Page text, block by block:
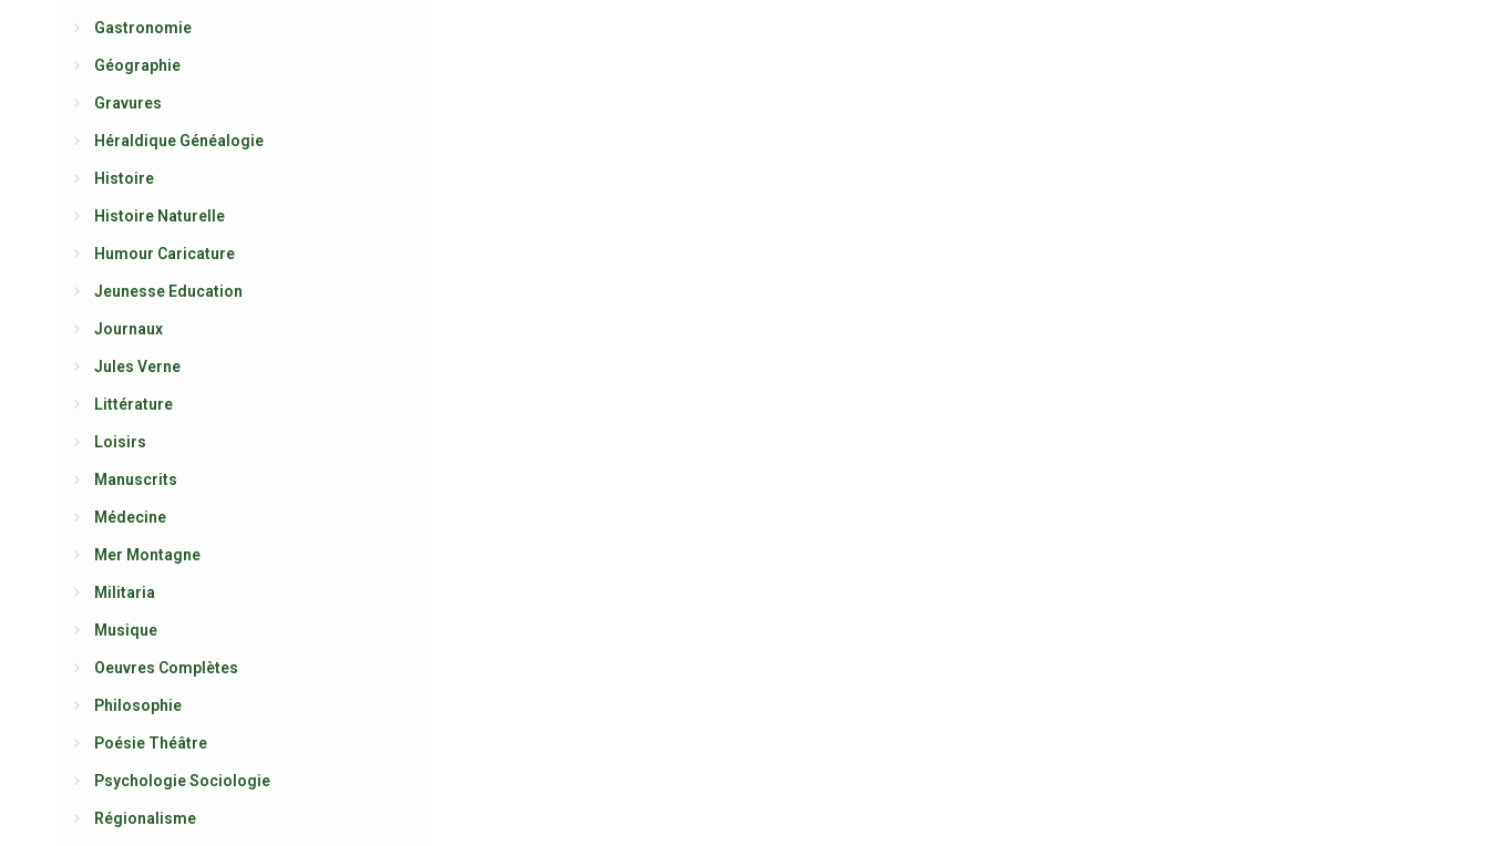
Gastronomie
Géographie
Gravures
Héraldique Généalogie
Histoire
Histoire Naturelle
Humour Caricature
Jeunesse Education
Journaux
Jules Verne
Littérature
Loisirs
Manuscrits
Médecine
Mer Montagne
Militaria
Musique
Oeuvres Complètes
Philosophie
Poésie Théâtre
Psychologie Sociologie
Régionalisme